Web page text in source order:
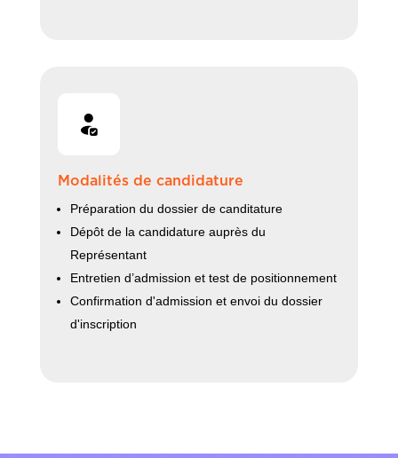
Modalités de candidature
Préparation du dossier de canditature
Dépôt de la candidature auprès du
Représentant
Entretien d’admission et test de positionnement
Confirmation d'admission et envoi du dossier
d'inscription